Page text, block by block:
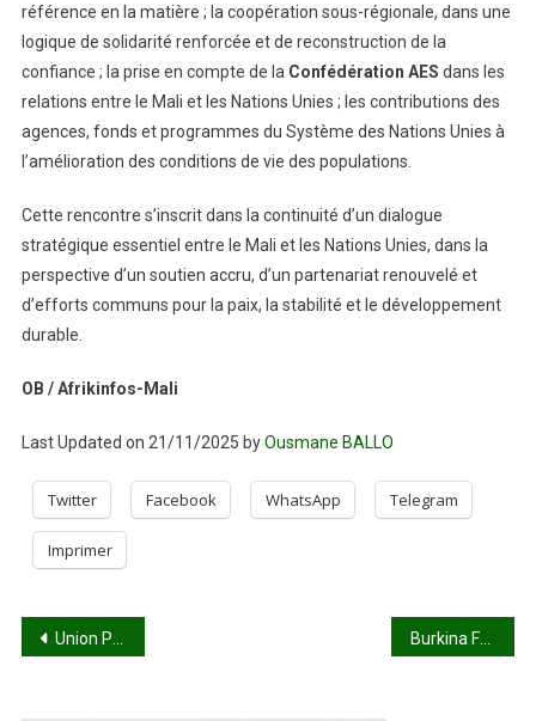
référence en la matière ; la coopération sous-régionale, dans une
logique de solidarité renforcée et de reconstruction de la
confiance ; la prise en compte de la Confédération AES dans les
relations entre le Mali et les Nations Unies ; les contributions des
agences, fonds et programmes du Système des Nations Unies à
l’amélioration des conditions de vie des populations.
Cette rencontre s’inscrit dans la continuité d’un dialogue
stratégique essentiel entre le Mali et les Nations Unies, dans la
perspective d’un soutien accru, d’un partenariat renouvelé et
d’efforts communs pour la paix, la stabilité et le développement
durable.
OB / Afrikinfos-Mali
Last Updated on 21/11/2025 byOusmane BALLO
Twitter Facebook WhatsApp Telegram
Imprimer
Navigation
Union Parlementaire Africaine : L’Honorable Aminata Sangaré élue Rapporteur du Caucus des Femmes